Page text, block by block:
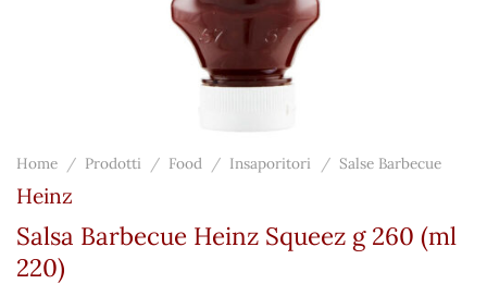
Home / Prodotti / Food / Insaporitori / Salse Barbecue
Heinz
Salsa Barbecue Heinz Squeez g 260 (ml
220)